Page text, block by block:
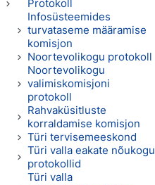
Protokoll
Infosüsteemides
turvataseme määramise
komisjon
Noortevolikogu protokoll
Noortevolikogu
valimiskomisjoni
protokoll
Rahvaküsitluste
korraldamise komisjon
Türi tervisemeeskond
Türi valla eakate nõukogu
protokollid
Türi valla